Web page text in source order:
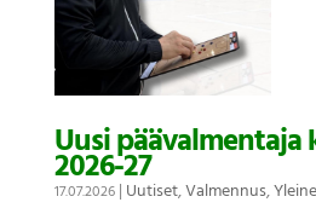
Uusi päävalmentaja
2026-27
17.07.2026| Uutiset,Valmennus,